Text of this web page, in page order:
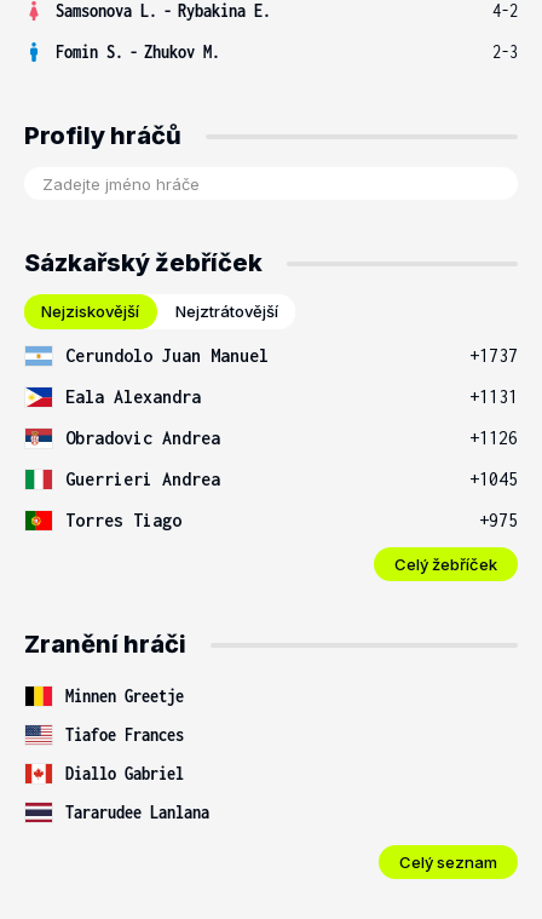
Samsonova L. - Rybakina E.
4-2
Fomin S. - Zhukov M. 2-3
Profily hráčů
Sázkařský žebříček
Nejziskovější Nejztrátovější
Cerundolo Juan Manuel
+1737
Eala Alexandra
+1131
Obradovic Andrea
+1126
Guerrieri Andrea
+1045
Torres Tiago
+975
Celý žebříček
Zranění hráči
Minnen Greetje
Tiafoe Frances
Diallo Gabriel
Tararudee Lanlana
Celý seznam